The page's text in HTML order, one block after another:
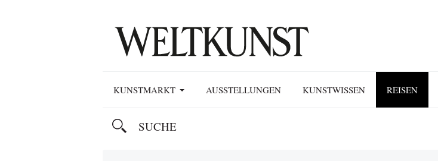
KUNSTMARKT AUSSTELLUNGEN KUNSTWISSEN REISEN